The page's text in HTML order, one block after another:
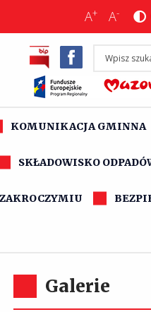
A+ A-
KOMUNIKACJA GMINNA
SKŁADOWISKO
Galerie